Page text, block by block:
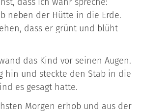
neben der Hütte in die Erde.
dass er grünt und blüht
das Kind vor seinen Augen.
hin und steckte den Stab in die
es gesagt hatte.
Morgen erhob und aus der